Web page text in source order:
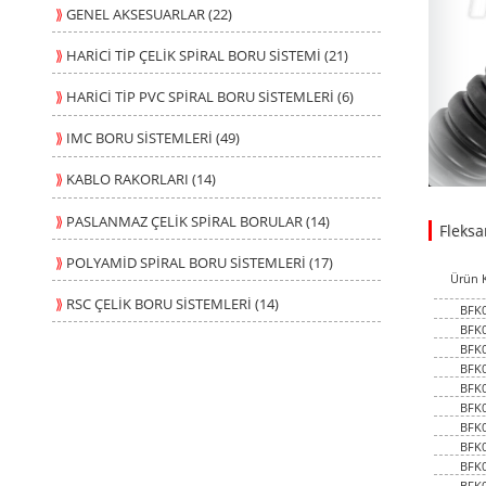
⟫GENEL AKSESUARLAR (22)
⟫ HARİCİ TİP ÇELİK SPİRAL BORU SİSTEMİ (21)
⟫ HARİCİ TİP PVC SPİRAL BORU SİSTEMLERİ (6)
⟫ IMC BORU SİSTEMLERİ (49)
⟫ KABLO RAKORLARI (14)
⟫ PASLANMAZ ÇELİK SPİRAL BORULAR (14)
⟫ POLYAMİD SPİRAL BORU SİSTEMLERİ (17)
⟫ RSC ÇELİK BORU SİSTEMLERİ (14)
Ürün